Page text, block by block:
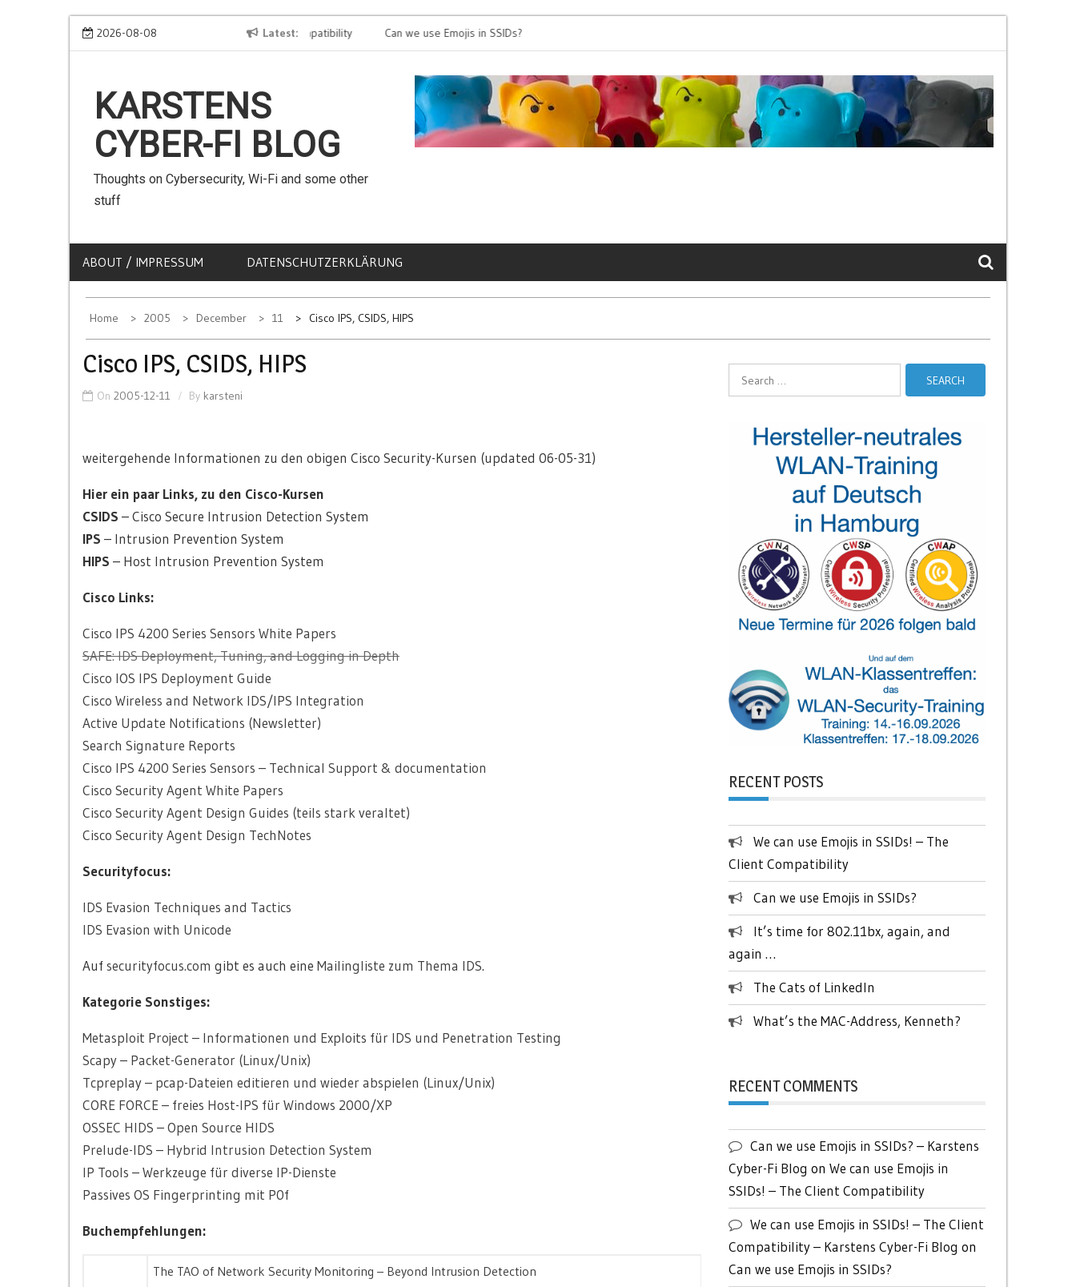
Skip
to
2026-08-08 Latest
We can use Emojis in SSIDs! – The Client Compatibility Can we use Emojis in SSIDs?
KARSTENS
CYBER-FI BLOG
Thoughts on Cybersecurity, Wi-Fi and some other
stuff
ABOUT / IMPRESSUM DATENSCHUTZERKLÄRUNG
Home 2005 December 11 Cisco IPS, CSIDS, HIPS
Cisco IPS, CSIDS, HIPS
On 2005-12-11 By karsteni
weitergehende Informationen zu den obigen Cisco Security-Kursen (updated 06-05-31)
Hier ein paar Links, zu den Cisco-Kursen
CSIDS – Cisco Secure Intrusion Detection System
IPS – Intrusion Prevention System
HIPS – Host Intrusion Prevention System
Cisco Links:
Cisco IPS 4200 Series Sensors White Papers
SAFE: IDS Deployment, Tuning, and Logging in Depth
Cisco IOS IPS Deployment Guide
Cisco Wireless and Network IDS/IPS Integration
Active Update Notifications (Newsletter)
Search Signature Reports
Cisco IPS 4200 Series Sensors – Technical Support & documentation
Cisco Security Agent White Papers
Cisco Security Agent Design Guides (teils stark veraltet)
Cisco Security Agent Design TechNotes
Securityfocus:
IDS Evasion Techniques and Tactics
IDS Evasion with Unicode
Aufsecurityfocus.com gibt es auch eine Mailingliste zum Thema IDS.
Kategorie Sonstiges:
Metasploit Project – Informationen und Exploits für IDS und Penetration Testing
Scapy – Packet-Generator (Linux/Unix)
Tcpreplay – pcap-Dateien editieren und wieder abspielen (Linux/Unix)
CORE FORCE – freies Host-IPS für Windows 2000/XP
OSSEC HIDS – Open Source HIDS
Prelude-IDS – Hybrid Intrusion Detection System
IP Tools – Werkzeuge für diverse IP-Dienste
Passives OS Fingerprinting mit P0f
Buchempfehlungen:
The TAO of Network Security Monitoring – Beyond Intrusion Detection
Search
for:
RECENT POSTS
We can use Emojis in SSIDs! – The
Client Compatibility
Can we use Emojis in SSIDs?
It’s time for 802.11bx, again, and
again …
The Cats of LinkedIn
What’s the MAC-Address, Kenneth?
RECENT COMMENTS
Can we use Emojis in SSIDs? – Karstens
Cyber-Fi Blog on We can use Emojis in
SSIDs! – The Client Compatibility
We can use Emojis in SSIDs! – The Client
Compatibility – Karstens Cyber-Fi Blog on
Can we use Emojis in SSIDs?